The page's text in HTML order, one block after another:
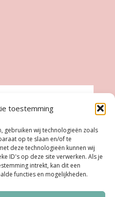
toestemming
gebruiken wij technologieën zoals
op te slaan en/of te
deze technologieën kunnen wij
ID's op deze site verwerken. Als je
intrekt, kan dit een
functies en mogelijkheden.